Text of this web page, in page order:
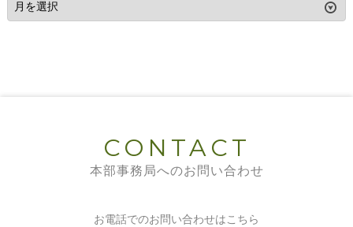
CONTACT
本部事務局へのお問い合わせ
お電話でのお問い合わせはこちら